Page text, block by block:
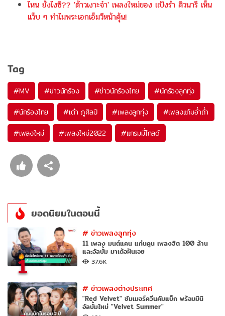
ไหน ยังไงซิ?? 'ต้าวเงาะจ๋า' เพลงใหม่ของ แป้งร่ำ ศิวนารี เห็น
แว็บ ๆ ทำไมพระเอกเอ็มวีหน้าคุ้น!
Tag
#MV #ข่าวนักร้อง #ข่าวนักร้องไทย #นักร้องลูกทุ่ง
#นักร้องไทย #เต๋า ภูศิลป์ #เพลงลูกทุ่ง #เพลงแก้มอ่ำถ่ำ
#เพลงใหม่ #เพลงใหม่2022 #แกรมมี่โกลด์
ยอดนิยมในตอนนี้
1
#ข่าวเพลงลูกทุ่ง
11 เพลง มนต์แคน แก่นคูน เพลงฮิต 100 ล้าน
และอัลบั้ม มาเด้อฝันเอย
37.6K
#ข่าวเพลงต่างประเทศ
"Red Velvet" ซัมเมอร์ควีนคัมแบ็ก พร้อมมินิ
อัลบั้มใหม่ "Velvet Summer"